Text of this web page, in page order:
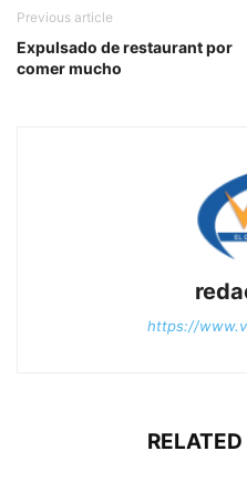
Previous article
Expulsado de restaurant por
comer mucho
https://